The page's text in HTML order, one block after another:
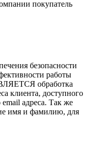
покупатель
безопасности
работы
обработка
клиента, доступного
email адреса. Так же
имя и фамилию, для